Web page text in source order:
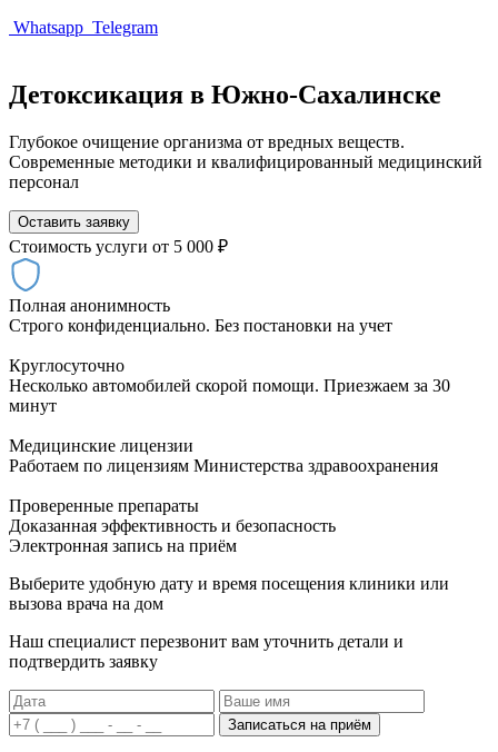
Whatsapp Telegram
Детоксикация в Южно-Сахалинске
Глубокое очищение организма от вредных веществ.
Современные методики и квалифицированный медицинский
персонал
Оставить заявку
Стоимость услуги от 5 000 ₽
Полная анонимность
Строго конфиденциально. Без постановки на учет
Круглосуточно
Несколько автомобилей скорой помощи. Приезжаем за 30
минут
Медицинские лицензии
Работаем по лицензиям Министерства здравоохранения
Проверенные препараты
Доказанная эффективность и безопасность
Электронная запись на приём
Выберите удобную дату и время посещения клиники или
вызова врача на дом
Наш специалист перезвонит вам уточнить детали и
подтвердить заявку
Записаться на приём